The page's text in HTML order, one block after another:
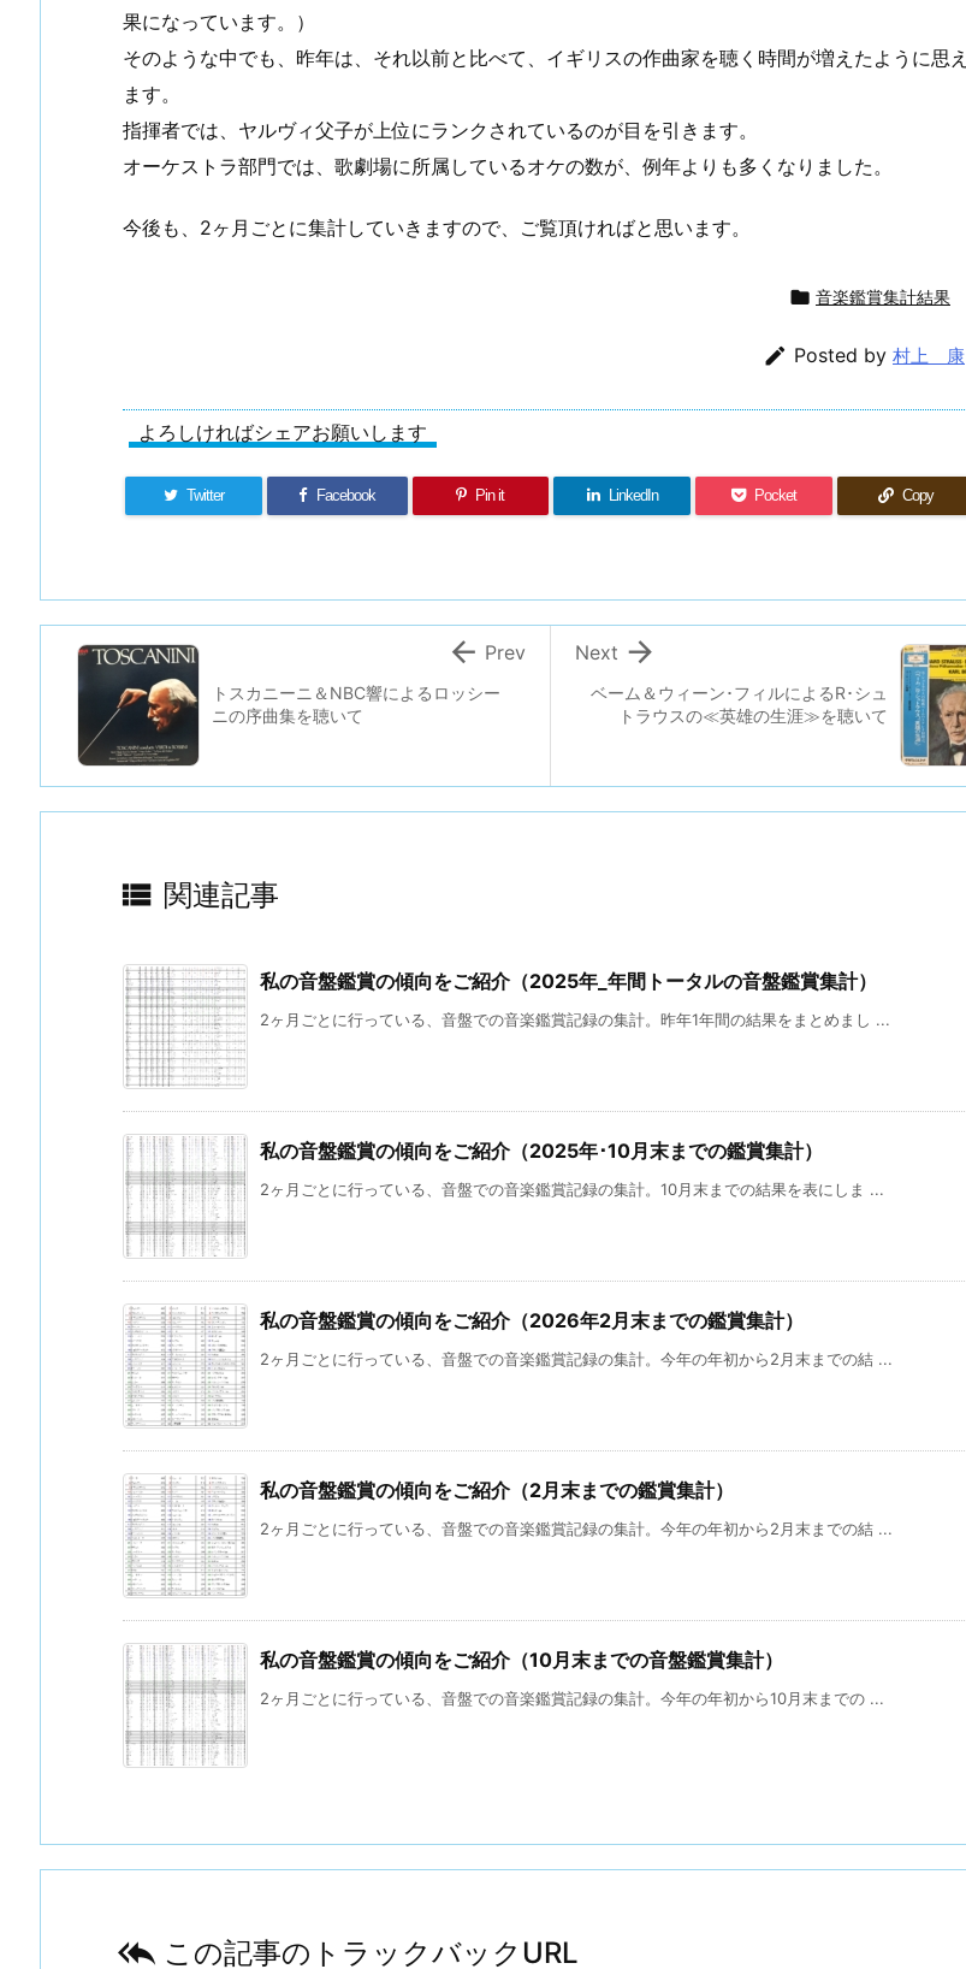
果になっています。）
そのような中でも、昨年は、それ以前と比べて、イギリスの作曲家を聴く時間が増えたように思え
ます。
指揮者では、ヤルヴィ父子が上位にランクされているのが目を引きます。
オーケストラ部門では、歌劇場に所属しているオケの数が、例年よりも多くなりました。
今後も、2ヶ月ごとに集計していきますので、ご覧頂ければと思います。
 音楽鑑賞集計結果
 Posted by 村上 康
よろしければシェアお願いします
Twitter Facebook Pin it LinkedIn Pocket Copy
ベーム＆ウィーン･フィルによるR･シュ
トラウスの≪英雄の生涯≫を聴いて

Next
トスカニーニ＆NBC響によるロッシー
ニの序曲集を聴いて
 Prev
 関連記事
私の音盤鑑賞の傾向をご紹介（2025年_年間トータルの音盤鑑賞集計）
2ヶ月ごとに行っている、音盤での音楽鑑賞記録の集計。昨年1年間の結果をまとめまし ...
私の音盤鑑賞の傾向をご紹介（2025年･10月末までの鑑賞集計）
2ヶ月ごとに行っている、音盤での音楽鑑賞記録の集計。10月末までの結果を表にしま ...
私の音盤鑑賞の傾向をご紹介（2026年2月末までの鑑賞集計）
2ヶ月ごとに行っている、音盤での音楽鑑賞記録の集計。今年の年初から2月末までの結 ...
私の音盤鑑賞の傾向をご紹介（2月末までの鑑賞集計）
2ヶ月ごとに行っている、音盤での音楽鑑賞記録の集計。今年の年初から2月末までの結 ...
私の音盤鑑賞の傾向をご紹介（10月末までの音盤鑑賞集計）
2ヶ月ごとに行っている、音盤での音楽鑑賞記録の集計。今年の年初から10月末までの ...
 この記事のトラックバックURL